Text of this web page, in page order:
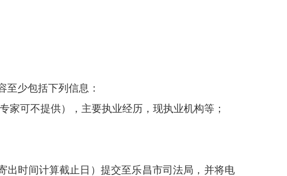
少包括下列信息：
可不提供），主要执业经历，现执业机构等；
时间计算截止日）提交至乐昌市司法局，并将电